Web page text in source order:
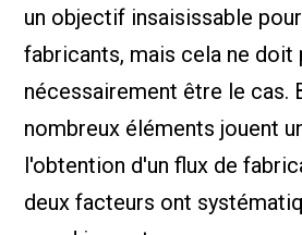
un objectif insaisissable
fabricants, mais cela ne doit
nécessairement être le cas.
nombreux éléments jouent
l'obtention d'un flux de
deux facteurs ont